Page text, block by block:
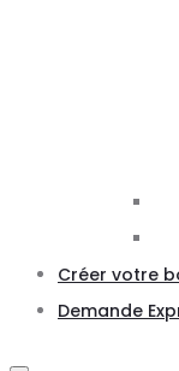
Créer votre
Demande